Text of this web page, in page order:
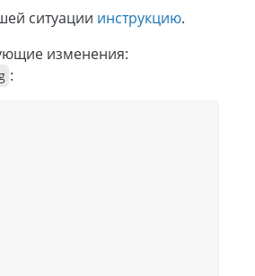
ситуации инструкцию.
изменения:
: